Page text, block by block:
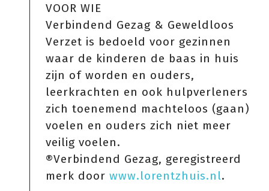
VOOR WIE
Verbindend Gezag & Geweldloos
Verzet is bedoeld voor gezinnen
waar de kinderen de baas in huis
zijn of worden en ouders,
leerkrachten en ook hulpverleners
zich toenemend machteloos (gaan)
voelen en ouders zich niet meer
veilig voelen.
®Verbindend Gezag, geregistreerd
merk door www.lorentzhuis.nl.